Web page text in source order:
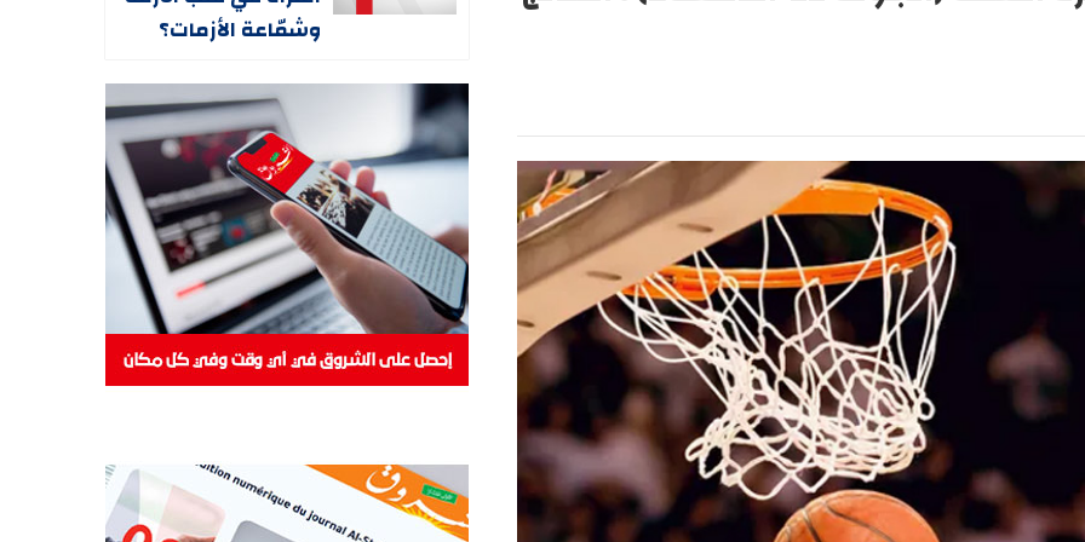
وشمّاعة الأزمات؟